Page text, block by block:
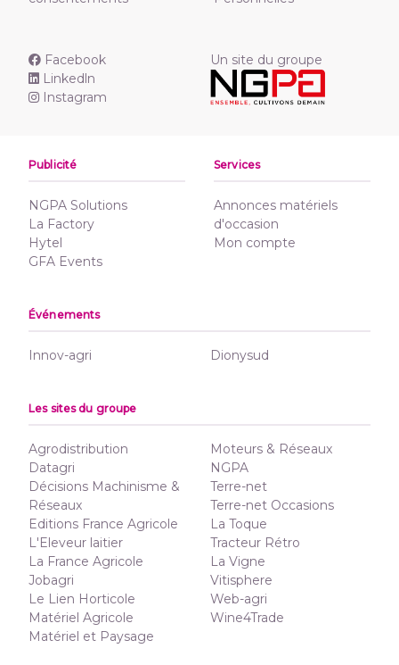
Facebook
Linkedln
Instagram
Un site du groupe
Publicité
NGPA Solutions
La Factory
Hytel
GFA Events
Services
Annonces matériels
d'occasion
Mon compte
Événements
Innov-agri Dionysud
Les sites du groupe
Agrodistribution
Datagri
Décisions Machinisme &
Réseaux
Editions France Agricole
L'Eleveur laitier
La France Agricole
Jobagri
Le Lien Horticole
Matériel Agricole
Matériel et Paysage
Moteurs & Réseaux
NGPA
Terre-net
Terre-net Occasions
La Toque
Tracteur Rétro
La Vigne
Vitisphere
Web-agri
Wine4Trade